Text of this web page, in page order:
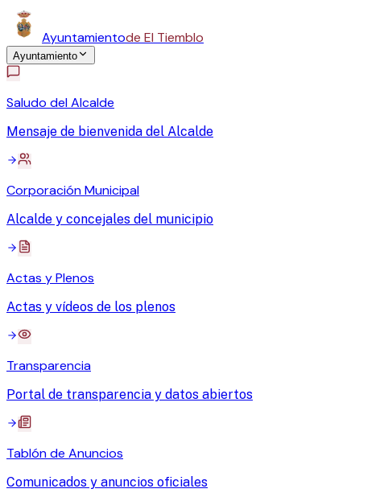
Ayuntamientode El Tiemblo
Ayuntamiento
Saludo del Alcalde
Mensaje de bienvenida del Alcalde
Corporación Municipal
Alcalde y concejales del municipio
Actas y Plenos
Actas y vídeos de los plenos
Transparencia
Portal de transparencia y datos abiertos
Tablón de Anuncios
Comunicados y anuncios oficiales